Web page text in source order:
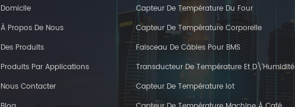
Domicile
À Propos De Nous
Des Produits
Produits Par Applications
Nous Contacter
Capteur De Température Du Four
Capteur De Température Corporelle
Faisceau De Câbles Pour BMS
Transducteur De Température Et D\'humidité
Capteur De Température Iot